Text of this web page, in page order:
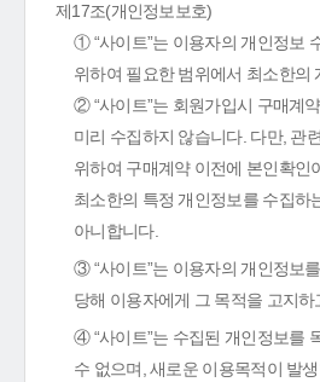
제17조(개인정보보호)
① “사이트”는 이용자의 개인정보
위하여 필요한 범위에서 최소한의
② “사이트”는 회원가입시 구매계
미리 수집하지 않습니다. 다만, 관
위하여 구매계약 이전에 본인확인
최소한의 특정 개인정보를 수집하
아니합니다.
③ “사이트”는 이용자의 개인정보
당해 이용자에게 그 목적을 고지하
④ “사이트”는 수집된 개인정보를
수 없으며, 새로운 이용목적이 발